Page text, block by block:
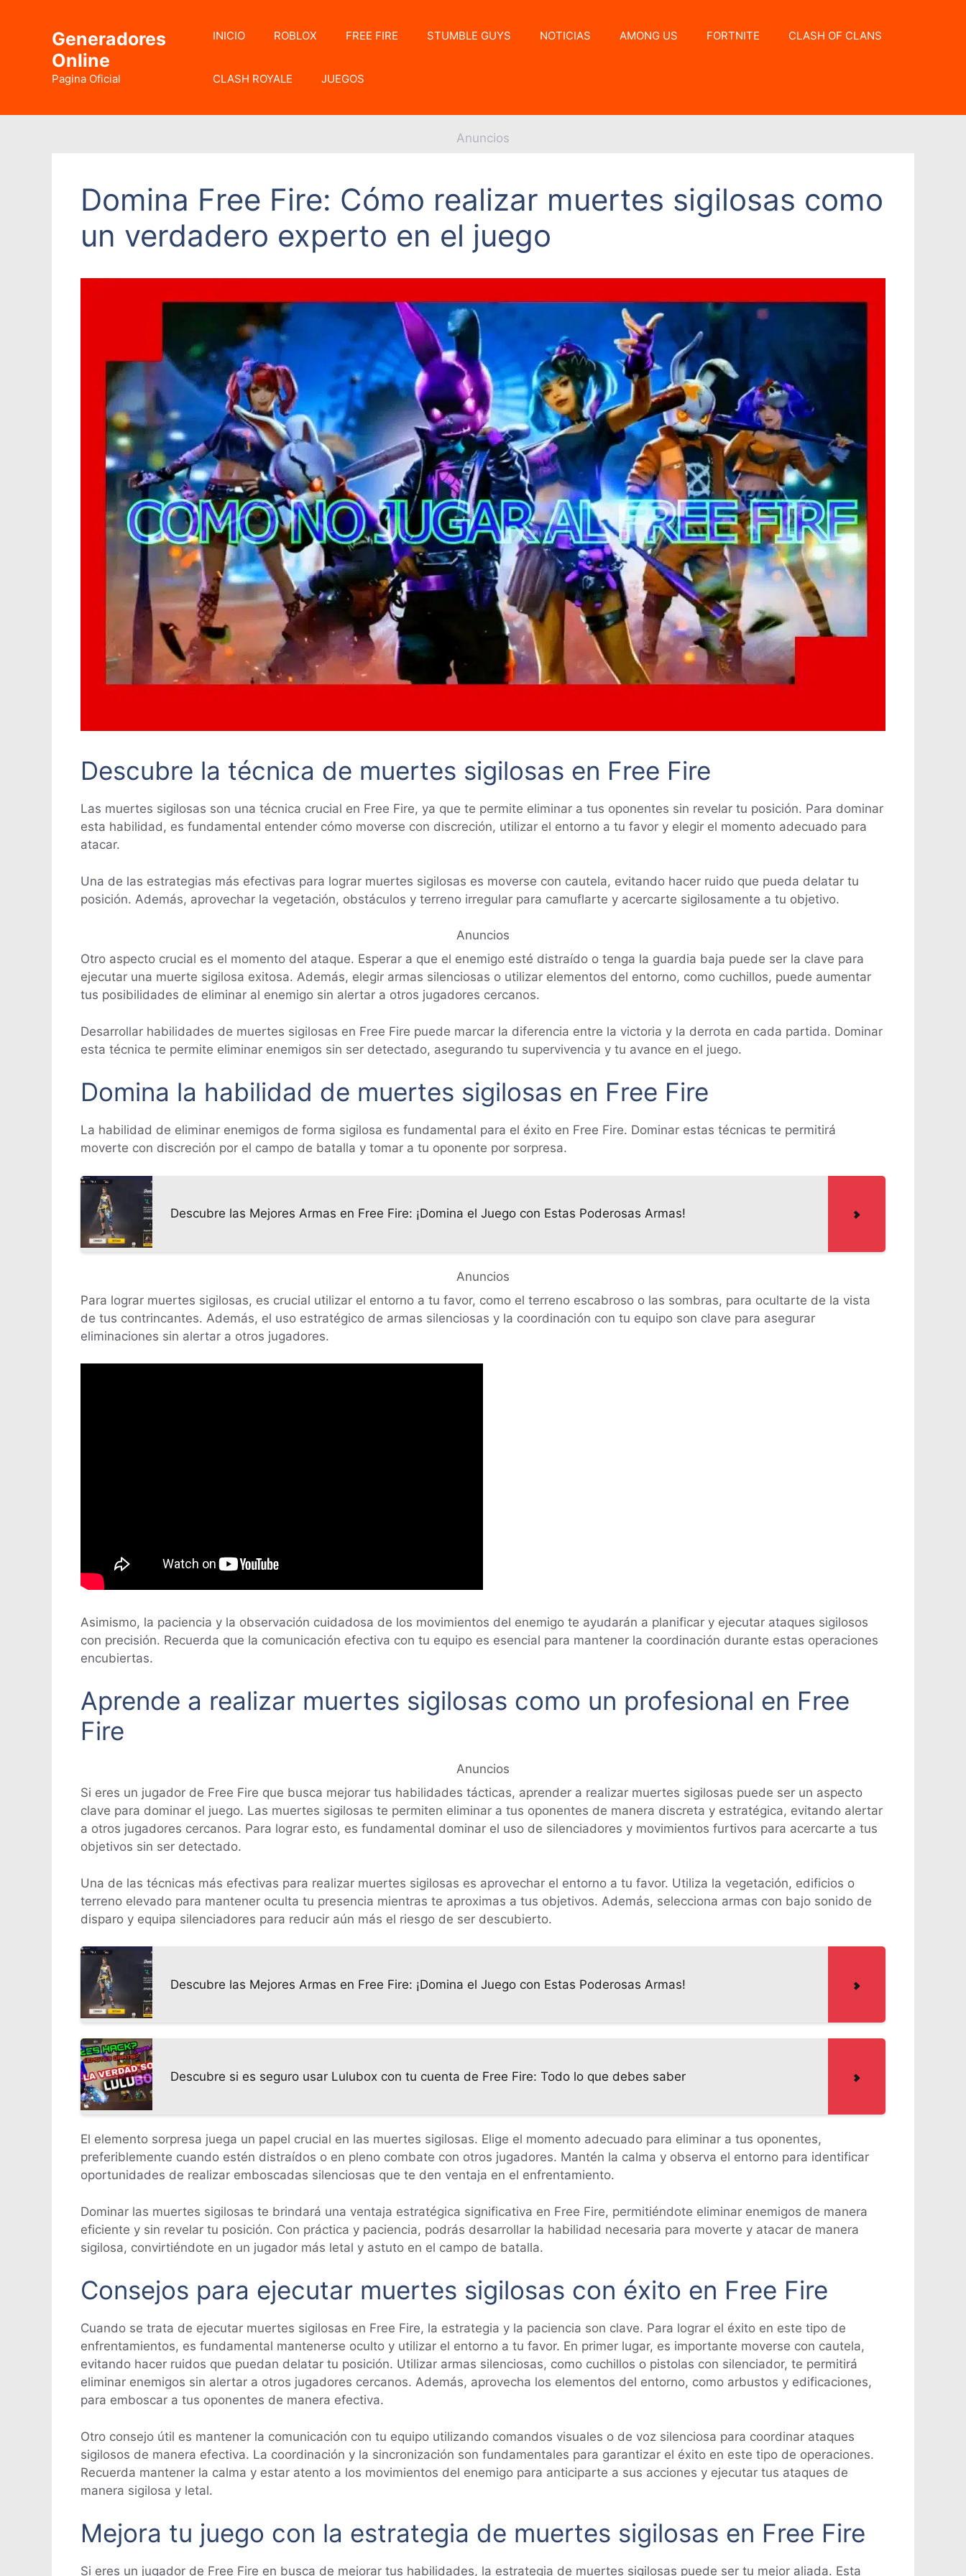
contenidoGeneradores
Online
Pagina Oficial
INICIO ROBLOX FREE FIRE STUMBLE GUYS NOTICIAS AMONG US FORTNITE CLASH OF CLANS
CLASH ROYALE JUEGOS
Anuncios
Domina Free Fire: Cómo realizar muertes sigilosas como
un verdadero experto en el juego
Descubre la técnica de muertes sigilosas en Free Fire
Las muertes sigilosas son una técnica crucial en Free Fire, ya que te permite eliminar a tus oponentes sin revelar tu posición. Para dominar
esta habilidad, es fundamental entender cómo moverse con discreción, utilizar el entorno a tu favor y elegir el momento adecuado para
atacar.
Una de las estrategias más efectivas para lograr muertes sigilosas es moverse con cautela, evitando hacer ruido que pueda delatar tu
posición. Además, aprovechar la vegetación, obstáculos y terreno irregular para camuflarte y acercarte sigilosamente a tu objetivo.
Anuncios
Otro aspecto crucial es el momento del ataque. Esperar a que el enemigo esté distraído o tenga la guardia baja puede ser la clave para
ejecutar una muerte sigilosa exitosa. Además, elegir armas silenciosas o utilizar elementos del entorno, como cuchillos, puede aumentar
tus posibilidades de eliminar al enemigo sin alertar a otros jugadores cercanos.
Desarrollar habilidades de muertes sigilosas en Free Fire puede marcar la diferencia entre la victoria y la derrota en cada partida. Dominar
esta técnica te permite eliminar enemigos sin ser detectado, asegurando tu supervivencia y tu avance en el juego.
Domina la habilidad de muertes sigilosas en Free Fire
La habilidad de eliminar enemigos de forma sigilosa es fundamental para el éxito en Free Fire. Dominar estas técnicas te permitirá
moverte con discreción por el campo de batalla y tomar a tu oponente por sorpresa.
Descubre las Mejores Armas en Free Fire: ¡Domina el Juego con Estas Poderosas Armas!
Anuncios
Para lograr muertes sigilosas, es crucial utilizar el entorno a tu favor, como el terreno escabroso o las sombras, para ocultarte de la vista
de tus contrincantes. Además, el uso estratégico de armas silenciosas y la coordinación con tu equipo son clave para asegurar
eliminaciones sin alertar a otros jugadores.
Asimismo, la paciencia y la observación cuidadosa de los movimientos del enemigo te ayudarán a planificar y ejecutar ataques sigilosos
con precisión. Recuerda que la comunicación efectiva con tu equipo es esencial para mantener la coordinación durante estas operaciones
encubiertas.
Aprende a realizar muertes sigilosas como un profesional en Free
Fire
Anuncios
Si eres un jugador de Free Fire que busca mejorar tus habilidades tácticas, aprender a realizar muertes sigilosas puede ser un aspecto
clave para dominar el juego. Las muertes sigilosas te permiten eliminar a tus oponentes de manera discreta y estratégica, evitando alertar
a otros jugadores cercanos. Para lograr esto, es fundamental dominar el uso de silenciadores y movimientos furtivos para acercarte a tus
objetivos sin ser detectado.
Una de las técnicas más efectivas para realizar muertes sigilosas es aprovechar el entorno a tu favor. Utiliza la vegetación, edificios o
terreno elevado para mantener oculta tu presencia mientras te aproximas a tus objetivos. Además, selecciona armas con bajo sonido de
disparo y equipa silenciadores para reducir aún más el riesgo de ser descubierto.
Descubre las Mejores Armas en Free Fire: ¡Domina el Juego con Estas Poderosas Armas!
Descubre si es seguro usar Lulubox con tu cuenta de Free Fire: Todo lo que debes saber
El elemento sorpresa juega un papel crucial en las muertes sigilosas. Elige el momento adecuado para eliminar a tus oponentes,
preferiblemente cuando estén distraídos o en pleno combate con otros jugadores. Mantén la calma y observa el entorno para identificar
oportunidades de realizar emboscadas silenciosas que te den ventaja en el enfrentamiento.
Dominar las muertes sigilosas te brindará una ventaja estratégica significativa en Free Fire, permitiéndote eliminar enemigos de manera
eficiente y sin revelar tu posición. Con práctica y paciencia, podrás desarrollar la habilidad necesaria para moverte y atacar de manera
sigilosa, convirtiéndote en un jugador más letal y astuto en el campo de batalla.
Consejos para ejecutar muertes sigilosas con éxito en Free Fire
Cuando se trata de ejecutar muertes sigilosas en Free Fire, la estrategia y la paciencia son clave. Para lograr el éxito en este tipo de
enfrentamientos, es fundamental mantenerse oculto y utilizar el entorno a tu favor. En primer lugar, es importante moverse con cautela,
evitando hacer ruidos que puedan delatar tu posición. Utilizar armas silenciosas, como cuchillos o pistolas con silenciador, te permitirá
eliminar enemigos sin alertar a otros jugadores cercanos. Además, aprovecha los elementos del entorno, como arbustos y edificaciones,
para emboscar a tus oponentes de manera efectiva.
Otro consejo útil es mantener la comunicación con tu equipo utilizando comandos visuales o de voz silenciosa para coordinar ataques
sigilosos de manera efectiva. La coordinación y la sincronización son fundamentales para garantizar el éxito en este tipo de operaciones.
Recuerda mantener la calma y estar atento a los movimientos del enemigo para anticiparte a sus acciones y ejecutar tus ataques de
manera sigilosa y letal.
Mejora tu juego con la estrategia de muertes sigilosas en Free Fire
Si eres un jugador de Free Fire en busca de mejorar tus habilidades, la estrategia de muertes sigilosas puede ser tu mejor aliada. Esta